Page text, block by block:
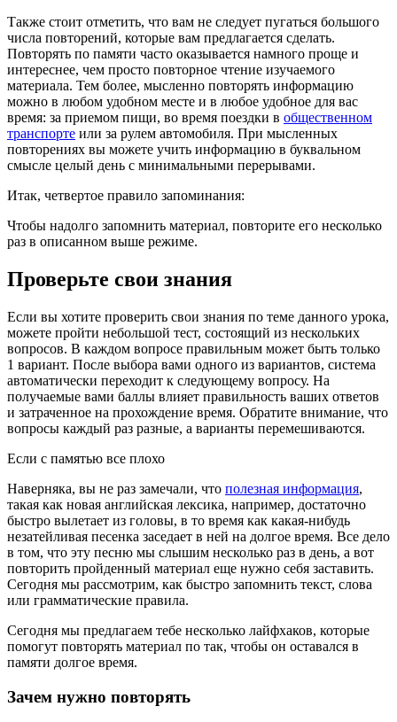
Также стоит отметить, что вам не следует пугаться большого
числа повторений, которые вам предлагается сделать.
Повторять по памяти часто оказывается намного проще и
интереснее, чем просто повторное чтение изучаемого
материала. Тем более, мысленно повторять информацию
можно в любом удобном месте и в любое удобное для вас
время: за приемом пищи, во время поездки в общественном
транспорте или за рулем автомобиля. При мысленных
повторениях вы можете учить информацию в буквальном
смысле целый день с минимальными перерывами.
Итак, четвертое правило запоминания:
Чтобы надолго запомнить материал, повторите его несколько
раз в описанном выше режиме.
Проверьте свои знания
Если вы хотите проверить свои знания по теме данного урока,
можете пройти небольшой тест, состоящий из нескольких
вопросов. В каждом вопросе правильным может быть только
1 вариант. После выбора вами одного из вариантов, система
автоматически переходит к следующему вопросу. На
получаемые вами баллы влияет правильность ваших ответов
и затраченное на прохождение время. Обратите внимание, что
вопросы каждый раз разные, а варианты перемешиваются.
Если с памятью все плохо
Наверняка, вы не раз замечали, что полезная информация,
такая как новая английская лексика, например, достаточно
быстро вылетает из головы, в то время как какая-нибудь
незатейливая песенка заседает в ней на долгое время. Все дело
в том, что эту песню мы слышим несколько раз в день, а вот
повторить пройденный материал еще нужно себя заставить.
Сегодня мы рассмотрим, как быстро запомнить текст, слова
или грамматические правила.
Сегодня мы предлагаем тебе несколько лайфхаков, которые
помогут повторять материал по так, чтобы он оставался в
памяти долгое время.
Зачем нужно повторять